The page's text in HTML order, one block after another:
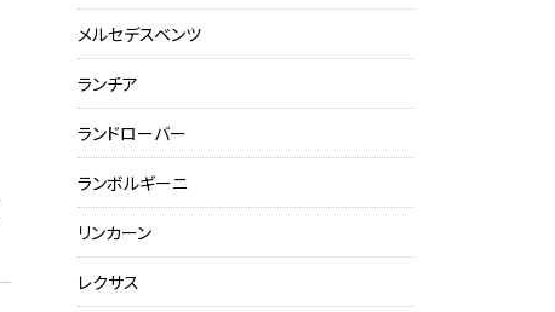
メルセデスベンツ
ランチア
ランドローバー
ランボルギーニ
リンカーン
レクサス